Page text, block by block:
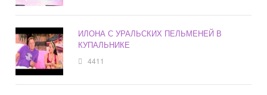
ИЛОНА С УРАЛЬСКИХ ПЕЛЬМЕНЕЙ В
КУПАЛЬНИКЕ
4411